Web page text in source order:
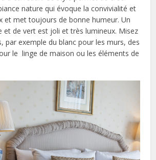
nature qui évoque la convivialité et
et met toujours de bonne humeur. Un
et de vert est joli et très lumineux. Misez
par exemple du blanc pour les murs, des
le linge de maison ou les éléments de